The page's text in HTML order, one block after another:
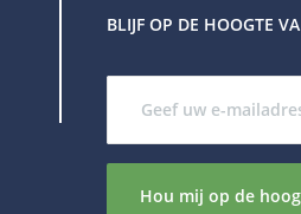
BLIJF OP DE HOOGTE